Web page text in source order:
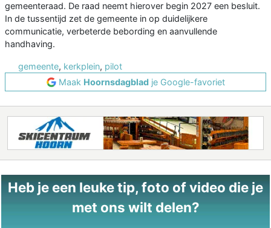
gemeenteraad. De raad neemt hierover begin 2027 een besluit.
In de tussentijd zet de gemeente in op duidelijkere
communicatie, verbeterde bebording en aanvullende
handhaving.
gemeente, kerkplein, pilot
Maak Hoornsdagbladje Google-favoriet
Heb je een leuke tip, foto of video die je
met ons wilt delen?